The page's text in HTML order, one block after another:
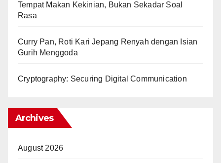
Tempat Makan Kekinian, Bukan Sekadar Soal
Rasa
Curry Pan, Roti Kari Jepang Renyah dengan Isian
Gurih Menggoda
Cryptography: Securing Digital Communication
Archives
August 2026